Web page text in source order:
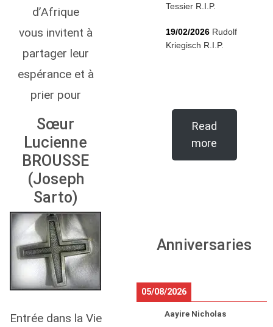
d’Afrique
vous invitent à
partager leur
espérance et à
prier pour
Sœur
Lucienne
BROUSSE
(Joseph
Sarto)
Entrée dans la Vie
Tessier R.I.P.
19/02/2026 Rudolf
Kriegisch R.I.P.
Read
more
Anniversaries
05/08/2026
Aayire Nicholas